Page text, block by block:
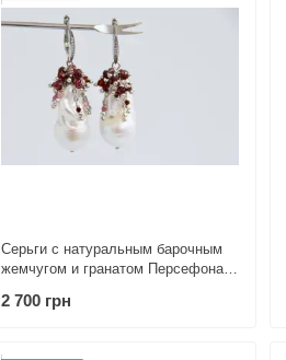
Серьги с натуральным барочным
жемчугом и гранатом Персефона
2 700 грн